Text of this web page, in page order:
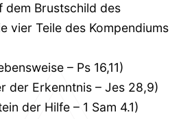
dem Brustschild des
vier Teile des Kompendiums
– Ps 16,11)
der Erkenntnis – Jes 28,9)
der Hilfe – 1 Sam 4.1)